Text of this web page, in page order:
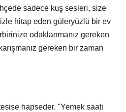
sadece kuş sesleri, size
hitap eden güleryüzlü bir ev
odaklanmanız gereken
gereken bir zaman
hapseder. "Yemek saati